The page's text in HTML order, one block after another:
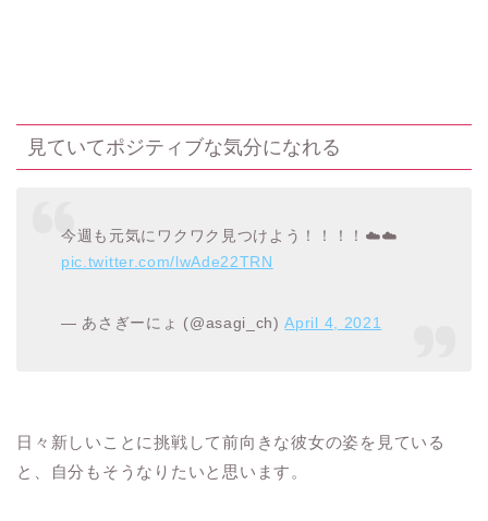
見ていてポジティブな気分になれる
今週も元気にワクワク見つけよう！！！！☁️☁️
pic.twitter.com/lwAde22TRN
— あさぎーにょ (@asagi_ch)April 4, 2021
日々新しいことに挑戦して前向きな彼女の姿を見ている
と、自分もそうなりたいと思います。